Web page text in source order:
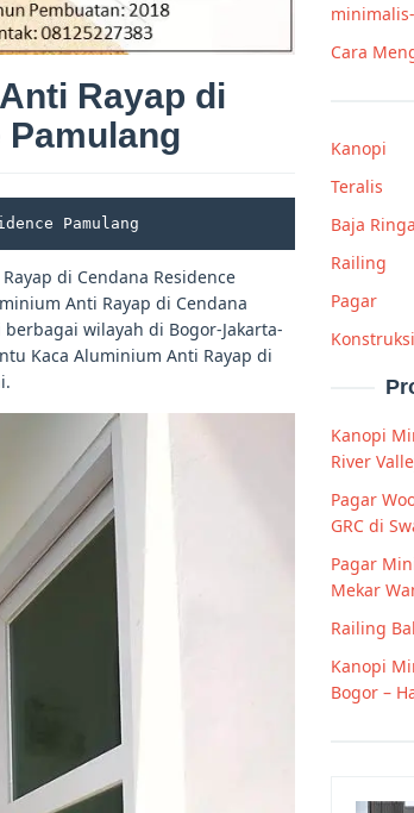
Rayap di
Pamulang
Pamulang
di Cendana Residence
Anti Rayap di Cendana
wilayah di Bogor-Jakarta-
Kaca Aluminium Anti Rayap di
Cara
Kanopi
Teralis
Baja
Railing
Pagar
Kanopi
River
Pagar
GRC di
Pagar
Mekar
Railing
Kanopi
Bogor –